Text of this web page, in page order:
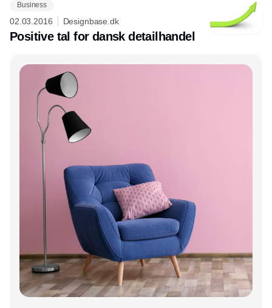
Business
02.03.2016 Designbase.dk
Positive tal for dansk detailhandel
Annonce